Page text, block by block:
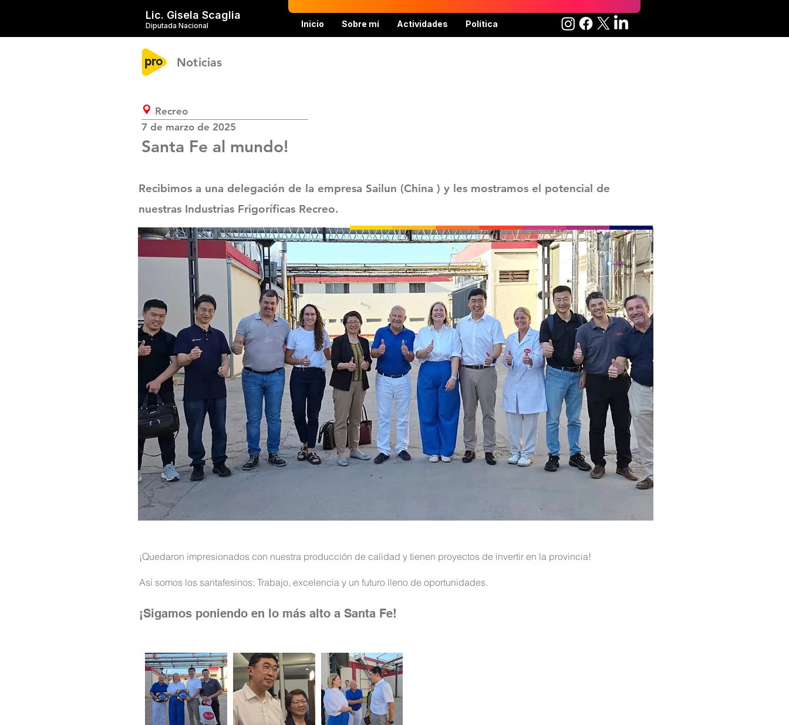
Diputada Nacional
Lic. Gisela Scaglia
Inicio Sobre mí Actividades Política
Noticias
Recreo
7 de marzo de 2025
Santa Fe al mundo!
Recibimos a una delegación de la empresa Sailun (China ) y les mostramos el potencial de
nuestras Industrias Frigoríficas Recreo.
¡Quedaron impresionados con nuestra producción de calidad y tienen proyectos de invertir en la provincia!
Así somos los santafesinos: Trabajo, excelencia y un futuro lleno de oportunidades.
¡Sigamos poniendo en lo más alto a Santa Fe!